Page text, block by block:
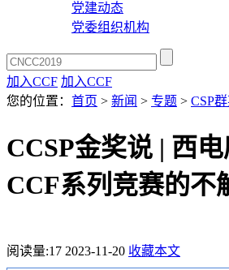
党建动态
党委组织机构
加入CCF 加入CCF
您的位置： 首页 > 新闻 > 专题 > CSP
CCSP金奖说 | 西
CCF系列竞赛的不
阅读量:17 2023-11-20 收藏本文